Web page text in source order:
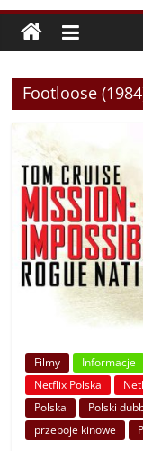
Footloose
Filmy Informacje
Netflix Polska
Polska
Polski
przeboje kinowe